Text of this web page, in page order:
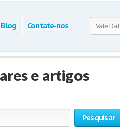
Blog Contate-nos
e artigos
Pesquisar